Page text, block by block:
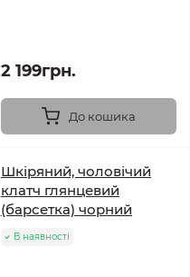
2 199грн.
До кошика
Шкіряний, чоловічий
клатч глянцевий
(барсетка) чорний
В наявності